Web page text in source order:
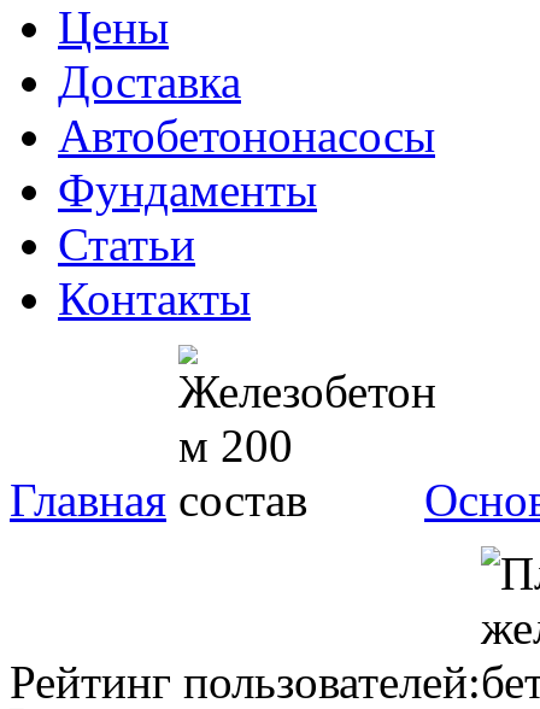
Цены
Доставка
Автобетононасосы
Фундаменты
Статьи
Контакты
Главная
Рейтинг пользователей: